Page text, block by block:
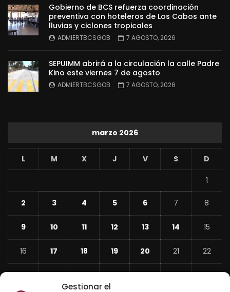
Gestionar el
Gobierno de BCS refuerza coordinación
preventiva con hoteleros de Los Cabos ante
lluvias y ciclones tropicales
ADMIERTBCSGOB 7 AGOSTO, 2026
SEPUIMM abrirá a la circulación la calle Padre
Kino este viernes 7 de agosto
ADMIERTBCSGOB 7 AGOSTO, 2026
marzo 2026
L M X J V S D
1
2 3 4 5 6 7 8
9 10 11 12 13 14 15
16 17 18 19 20 21 22
23 24 25 26 27 28 29